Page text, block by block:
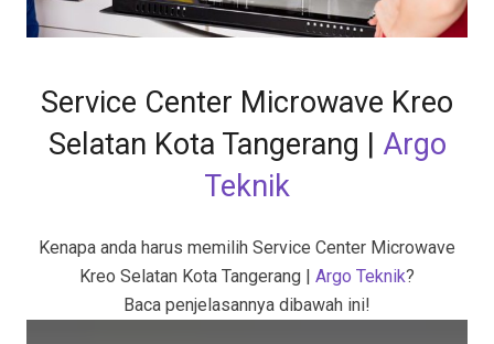
Service Center Microwave Kreo
Selatan Kota Tangerang
Argo
Teknik
Kenapa anda harus memilih Service Center Microwave
Kreo Selatan Kota Tangerang | Argo Teknik?
Baca penjelasannya dibawah ini!